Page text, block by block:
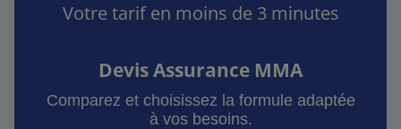
Votre tarif en moins de 3 minutes
Devis Assurance MMA
Comparez et choisissez la formule adaptée
à vos besoins.